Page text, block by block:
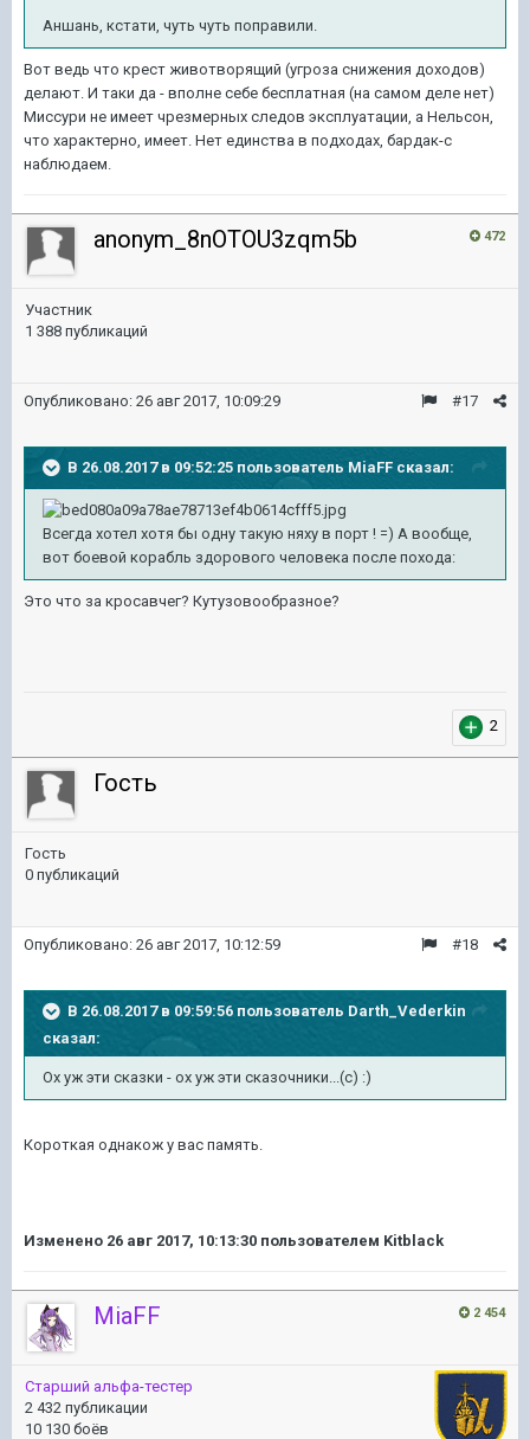
Аншань, кстати, чуть чуть поправили.
Вот ведь что крест животворящий (угроза снижения доходов)
делают. И таки да - вполне себе бесплатная (на самом деле нет)
Миссури не имеет чрезмерных следов эксплуатации, а Нельсон,
что характерно, имеет. Нет единства в подходах, бардак-с
наблюдаем.
472
anonym_8nOTOU3zqm5b
Участник
1 388 публикаций
#17
Опубликовано: 26 авг 2017, 10:09:29
В 26.08.2017 в 09:52:25 пользователь MiaFF сказал:
Всегда хотел хотя бы одну такую няху в порт ! =) А вообще,
вот боевой корабль здорового человека после похода:
Это что за кросавчег? Кутузовообразное?
2
Гость
Гость
0 публикаций
#18
Опубликовано: 26 авг 2017, 10:12:59
В 26.08.2017 в 09:59:56 пользователь Darth_Vederkin
сказал:
Ох уж эти сказки - ох уж эти сказочники...(c) :)
Короткая однакож у вас память.
Изменено 26 авг 2017, 10:13:30 пользователем Kitblack
2 454
MiaFF
Старший альфа-тестер
2 432 публикации
10 130 боёв